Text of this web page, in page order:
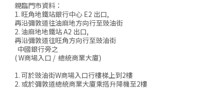
親臨門市資料：
1. 旺角地鐵站銀行中心 E2 出口,
再沿彌敦道往油麻地方向行至豉油街
2. 油麻地地鐵站 A2 出口,
再沿彌敦道往旺角方向行至豉油街
中國銀行旁之
( W商場入口 / 總統商業大廈)
1. 可於豉油街W商場入口行樓梯上到2樓
2. 或於彌敦道總統商業大廈乘搭升降機至2樓